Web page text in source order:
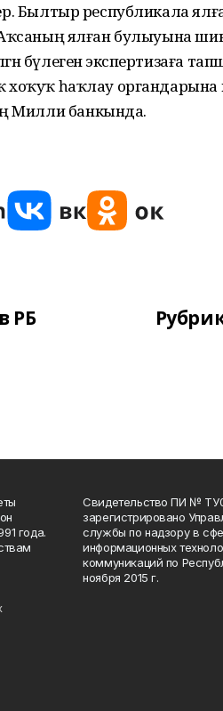
Былтыр республикала
Аҡсаның ялған булыуына
бүлегенә экспертизаға
һаҡлау органдарына
Милли банкында.
РБ
года.
Свидетельство ПИ №
зарегистрировано
службы по надзору в
информационных
коммуникаций по
ноября 2015 г.